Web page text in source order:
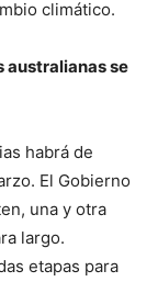
climático.
australianas se
habrá de
El Gobierno
una y otra
largo.
etapas para